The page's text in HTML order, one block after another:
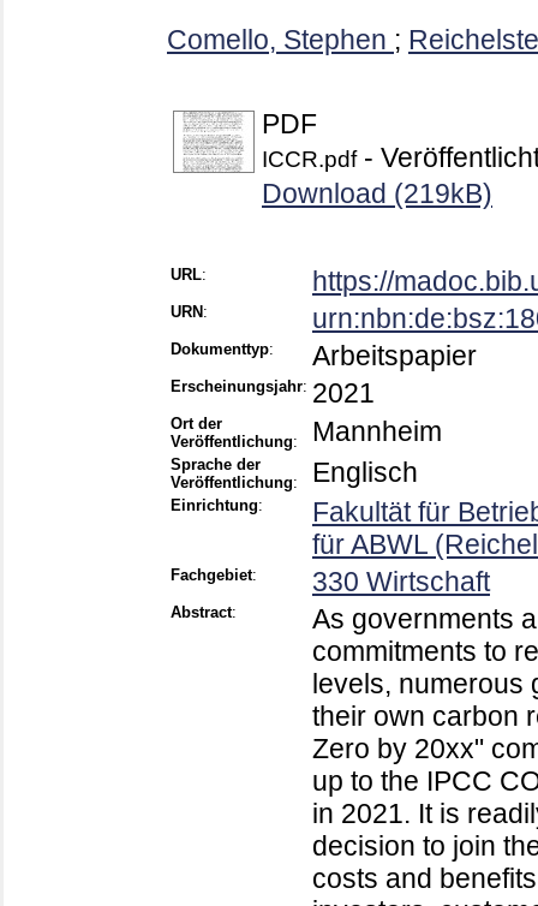
Comello, Stephen ;
PDF
ICCR.pdf-
Download (219kB)
URL: https://
URN :
Dokumenttyp: Arbeitspapier
Erscheinungsjahr: 2021
Ort der
Veröffentlichung: Mannheim
Sprache der
Veröffentlichung: Englisch
Einrichtung:
Fakultät für
für ABWL
Fachgebiet: 330 Wirtschaft
Abstract:
As governments
commitments to
levels, numerous
their own carbon
Zero by 20xx"
up to the IPCC
in 2021. It is
decision to join
costs and